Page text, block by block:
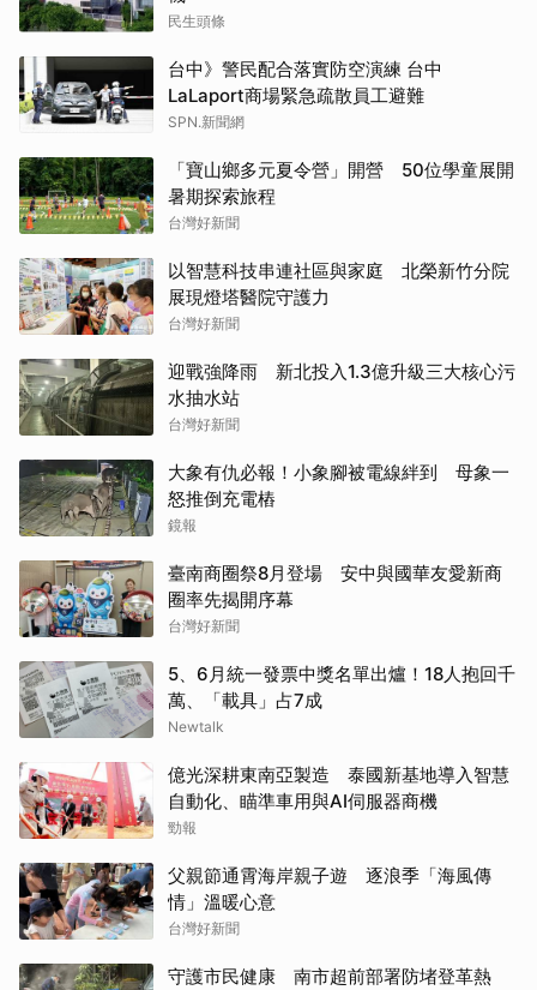
民生頭條
台中》警民配合落實防空演練 台中
LaLaport商場緊急疏散員工避難
SPN.新聞網
「寶山鄉多元夏令營」開營 50位學童展開
暑期探索旅程
台灣好新聞
以智慧科技串連社區與家庭 北榮新竹分院
展現燈塔醫院守護力
台灣好新聞
迎戰強降雨 新北投入1.3億升級三大核心污
水抽水站
台灣好新聞
大象有仇必報！小象腳被電線絆到 母象一
怒推倒充電樁
鏡報
臺南商圈祭8月登場 安中與國華友愛新商
圈率先揭開序幕
台灣好新聞
5、6月統一發票中獎名單出爐！18人抱回千
萬、「載具」占7成
Newtalk
億光深耕東南亞製造 泰國新基地導入智慧
自動化、瞄準車用與AI伺服器商機
勁報
父親節通霄海岸親子遊 逐浪季「海風傳
情」溫暖心意
台灣好新聞
守護市民健康 南市超前部署防堵登革熱